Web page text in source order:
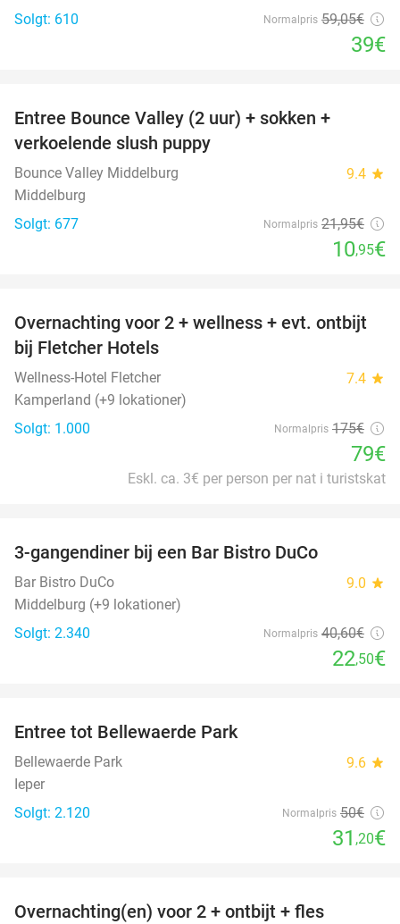
Solgt: 610
Normalpris 59,05€
39€
Entree Bounce Valley (2 uur) + sokken +
verkoelende slush puppy
Bounce Valley Middelburg 9.4 star
Middelburg
Solgt: 677
Normalpris 21,95€
10,95€
55%
Overnachting voor 2 + wellness + evt. ontbijt
bij Fletcher Hotels
Wellness-Hotel Fletcher 7.4 star
Kamperland (+9 lokationer)
Solgt: 1.000
Normalpris 175€
79€
Eskl. ca. 3€ per person per nat i turistskat
3-gangendiner bij een Bar Bistro DuCo
Bar Bistro DuCo 9.0 star
Middelburg (+9 lokationer)
Solgt: 2.340
Normalpris 40,60€
22,50€
Entree tot Bellewaerde Park
Bellewaerde Park 9.6 star
Ieper
Solgt: 2.120
Normalpris 50€
31 ,20€
Overnachting(en) voor 2 + ontbijt + fles